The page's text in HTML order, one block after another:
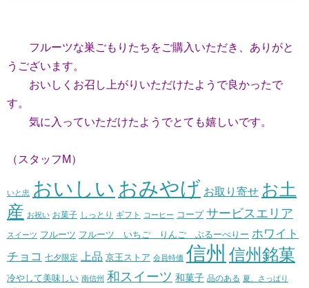
フルーツな巣ごもりたちをご購入いただき、ありがと
うございます。
おいしくお召し上がりいただけたようで良かったで
す。
気に入っていただけたようでとても嬉しいです。
（スタッフM）
いと忠 おいしい おみやげ お取り寄せ お土
産 お祝い お菓子 しっとり ギフト コーヒー コープ サービスエリア
スイーツ フルーツ フルーツ いちご りんご ぶるーべりー ホワイト
チョコ 七夕限定 上品 京王ストア 会員特価 信州 信州銘菓
冷やして美味しい 南信州 和スイーツ 和菓子 品のある 夏、さっぱり